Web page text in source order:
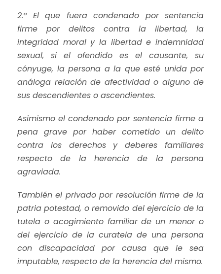
2.º El que fuera condenado por sentencia
firme por delitos contra la libertad, la
integridad moral y la libertad e indemnidad
sexual, si el ofendido es el causante, su
cónyuge, la persona a la que esté unida por
análoga relación de afectividad o alguno de
sus descendientes o ascendientes.
Asimismo el condenado por sentencia firme a
pena grave por haber cometido un delito
contra los derechos y deberes familiares
respecto de la herencia de la persona
agraviada.
También el privado por resolución firme de la
patria potestad, o removido del ejercicio de la
tutela o acogimiento familiar de un menor o
del ejercicio de la curatela de una persona
con discapacidad por causa que le sea
imputable, respecto de la herencia del mismo.